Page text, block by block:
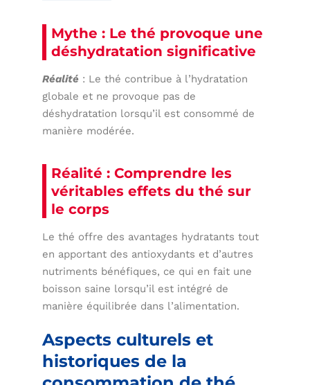
Mythe : Le thé provoque une
déshydratation significative
Réalité : Le thé contribue à l’hydratation
globale et ne provoque pas de
déshydratation lorsqu’il est consommé de
manière modérée.
Réalité : Comprendre les
véritables effets du thé sur
le corps
Le thé offre des avantages hydratants tout
en apportant des antioxydants et d’autres
nutriments bénéfiques, ce qui en fait une
boisson saine lorsqu’il est intégré de
manière équilibrée dans l’alimentation.
Aspects culturels et
historiques de la